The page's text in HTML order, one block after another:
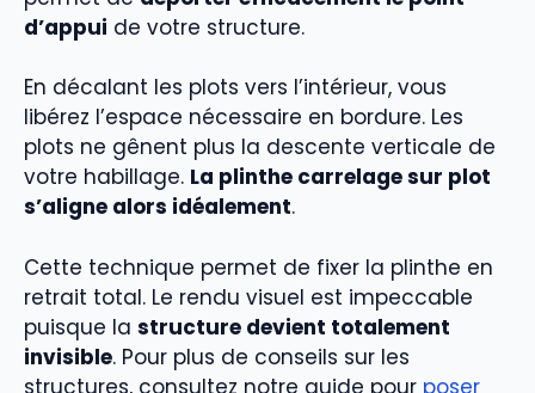
d’appui de votre structure.
En décalant les plots vers l’intérieur, vous
libérez l’espace nécessaire en bordure. Les
plots ne gênent plus la descente verticale de
votre habillage. La plinthe carrelage sur plot
s’aligne alors idéalement.
Cette technique permet de fixer la plinthe en
retrait total. Le rendu visuel est impeccable
puisque la structure devient totalement
invisible. Pour plus de conseils sur les
structures, consultez notre guide pour poser